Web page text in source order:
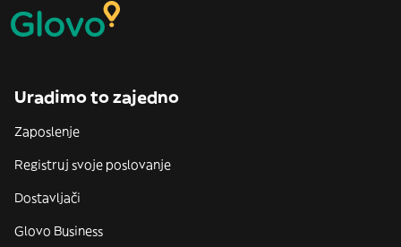
Uradimo to zajedno
Zaposlenje
Registruj svoje poslovanje
Dostavljači
Glovo Business